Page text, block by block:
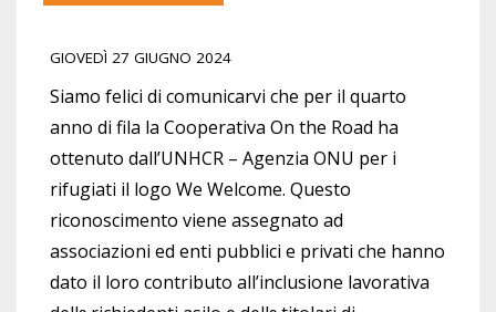
GIOVEDÌ 27 GIUGNO 2024
Siamo felici di comunicarvi che per il quarto
anno di fila la Cooperativa On the Road ha
ottenuto dall’UNHCR – Agenzia ONU per i
rifugiati il logo We Welcome. Questo
riconoscimento viene assegnato ad
associazioni ed enti pubblici e privati che hanno
dato il loro contributo all’inclusione lavorativa